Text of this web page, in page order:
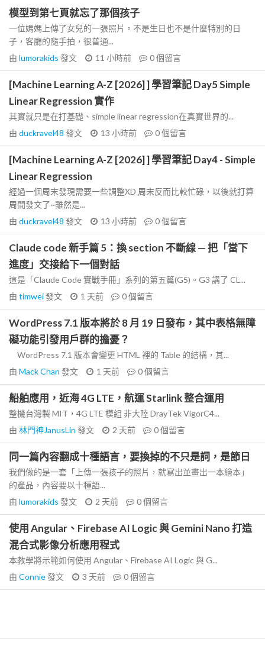
模型到第七頁就忘了那個孩子
一位媽媽上傳了女兒的一張照片。不是生日也不是什麼特別的日
子，客廳的隨手拍，很普通...
由 lumorakids 發文 11 小時前 0個留言
[Machine Learning A-Z [2026] ] 學習筆記 Day5 Simple
Linear Regression 實作
其實就只是在打基礎、simple linear regression在真實世界的...
由 duckravel48 發文 13 小時前 0個留言
[Machine Learning A-Z [2026] ] 學習筆記 Day4 - Simple
Linear Regression
經過一個周末發現需要一些調整XD 周末反而比較忙碌，以後就打算
周間發文了~雖然是...
由 duckravel48 發文 13 小時前 0個留言
Claude code 新手篇 5：換 section 不斷線 — 把「當下
進度」交接給下一個對話
這是「Claude Code 實戰手冊」系列的第五篇(G5)。G3 講了 CL...
由 timwei發文 1 天前 0個留言
WordPress 7.1 版本將於 8 月 19 日發布，其中表格無障
礙功能引發用戶群的擔憂？
WordPress 7.1 版本會變更 HTML 裡的 Table 的結構，其...
由 Mack Chan 發文 1 天前 0個留言
船舶應用，近海 4G LTE，航運 Starlink 整合運用
整機台灣製 MIT，4G LTE 模組 非大陸 DrayTek VigorC4...
由 林門神JanusLin 發文 2 天前 0個留言
同一篇內容翻成十種語言，要換掉的不只是詞，是節日
我們做的是一套「上傳一張孩子的照片，就寫出並畫出一本繪本」
的產品，內容要以十種語...
由 lumorakids 發文 2 天前 0個留言
使用 Angular、Firebase AI Logic 與 Gemini Nano 打造
混合式影像分析應用程式
本教學將示範如何使用 Angular、Firebase AI Logic 與 G...
由 Connie發文 3 天前 0個留言